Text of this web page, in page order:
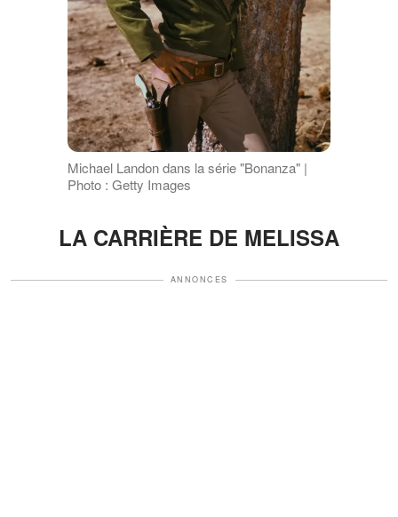
Michael Landon dans la série "Bonanza" |
Photo : Getty Images
LA CARRIÈRE DE MELISSA
ANNONCES